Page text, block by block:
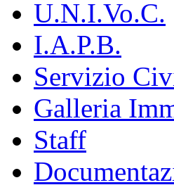
U.N.I.Vo.C.
I.A.P.B.
Servizio
Galleria
Staff